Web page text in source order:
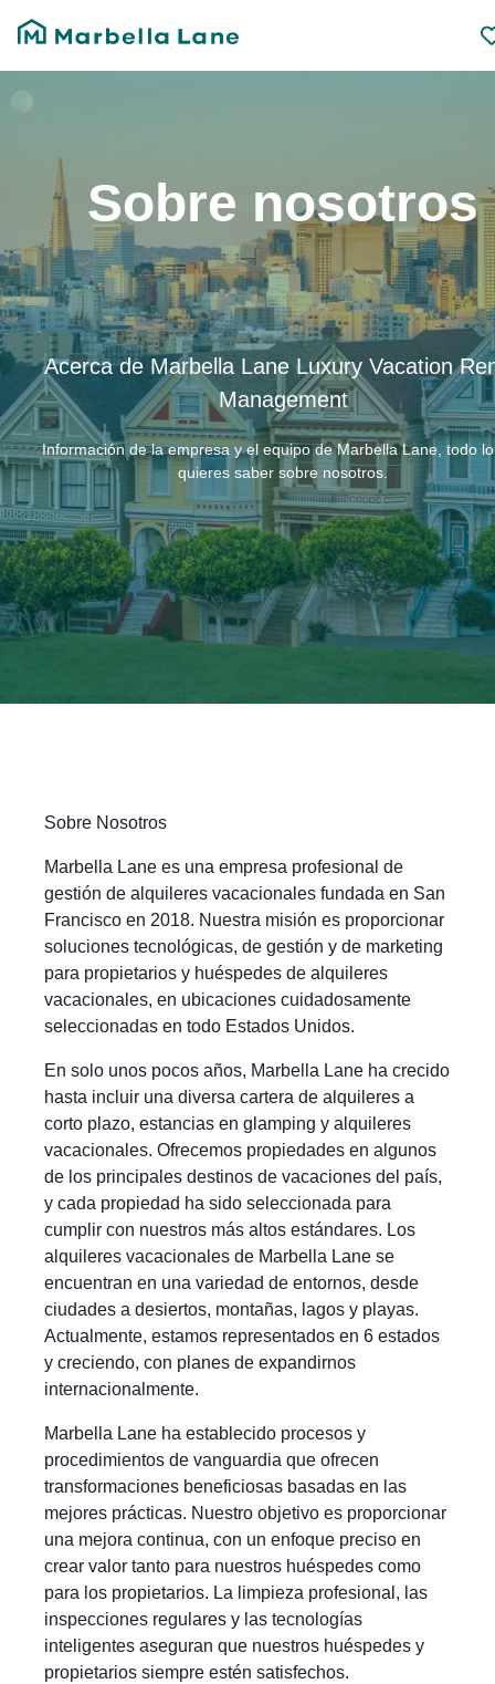
Sobre nosotros
Acerca de Marbella Lane Luxury Vacation
Management
Información de la empresa y el equipo de Marbella Lane, todo
quieres saber sobre nosotros.
Sobre Nosotros
Marbella Lane es una empresa profesional de
gestión de alquileres vacacionales fundada en San
Francisco en 2018. Nuestra misión es proporcionar
soluciones tecnológicas, de gestión y de marketing
para propietarios y huéspedes de alquileres
vacacionales, en ubicaciones cuidadosamente
seleccionadas en todo Estados Unidos.
En solo unos pocos años, Marbella Lane ha crecido
hasta incluir una diversa cartera de alquileres a
corto plazo, estancias en glamping y alquileres
vacacionales. Ofrecemos propiedades en algunos
de los principales destinos de vacaciones del país,
y cada propiedad ha sido seleccionada para
cumplir con nuestros más altos estándares. Los
alquileres vacacionales de Marbella Lane se
encuentran en una variedad de entornos, desde
ciudades a desiertos, montañas, lagos y playas.
Actualmente, estamos representados en 6 estados
y creciendo, con planes de expandirnos
internacionalmente.
Marbella Lane ha establecido procesos y
procedimientos de vanguardia que ofrecen
transformaciones beneficiosas basadas en las
mejores prácticas. Nuestro objetivo es proporcionar
una mejora continua, con un enfoque preciso en
crear valor tanto para nuestros huéspedes como
para los propietarios. La limpieza profesional, las
inspecciones regulares y las tecnologías
inteligentes aseguran que nuestros huéspedes y
propietarios siempre estén satisfechos.